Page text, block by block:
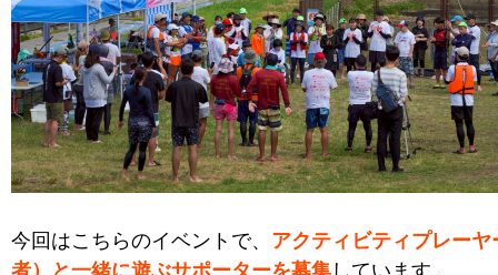
今回はこちらのイベントで、 アクティビティプレーヤ